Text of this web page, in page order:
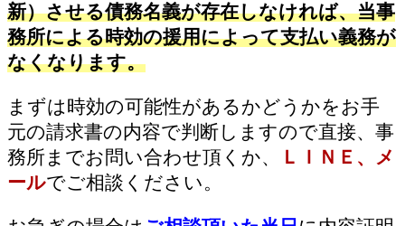
新）させる債務名義が存在しなければ、当事
務所による時効の援用によって支払い義務が
なくなります。
まずは時効の可能性があるかどうかをお手
元の請求書の内容で判断しますので直接、事
務所までお問い合わせ頂くか、
ＬＩＮＥ、メ
ールでご相談ください。